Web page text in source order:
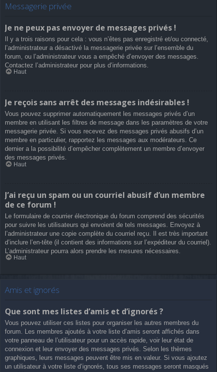
Messagerie privée
Je ne peux pas envoyer de messages privés !
Il y a trois raisons pour cela : vous n’êtes pas enregistré et/ou connecté,
l’administrateur a désactivé la messagerie privée sur l’ensemble du
forum, ou l’administrateur vous a empêché d’envoyer des messages.
Contactez l’administrateur pour plus d’informations.
Haut
Je reçois sans arrêt des messages indésirables !
Vous pouvez supprimer automatiquement les messages privés d’un
membre en utilisant les filtres de message dans les paramètres de votre
messagerie privée. Si vous recevez des messages privés abusifs d’un
membre en particulier, rapportez les messages aux modérateurs. Ce
dernier a la possibilité d’empêcher complètement un membre d’envoyer
des messages privés.
Haut
J’ai reçu un spam ou un courriel abusif d’un membre
de ce forum !
Le formulaire de courrier électronique du forum comprend des sécurités
pour suivre les utilisateurs qui envoient de tels messages. Envoyez à
l’administrateur une copie complète du courriel reçu. Il est très important
d’inclure l’en-tête (il contient des informations sur l’expéditeur du courriel).
L’administrateur pourra alors prendre les mesures nécessaires.
Haut
Amis et ignorés
Que sont mes listes d’amis et d’ignorés ?
Vous pouvez utiliser ces listes pour organiser les autres membres du
forum. Les membres ajoutés à votre liste d’amis seront affichés dans
votre panneau de l’utilisateur pour un accès rapide, voir leur état de
connexion et leur envoyer des messages privés. Selon les thèmes
graphiques, leurs messages peuvent être mis en valeur. Si vous ajoutez
un utilisateur à votre liste d’ignorés, tous ses messages seront masqués